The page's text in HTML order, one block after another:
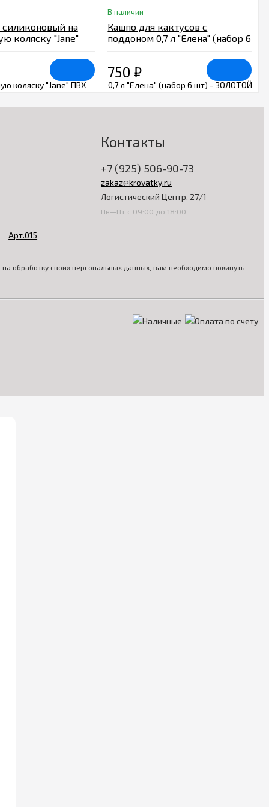
на
коляску "Jane"
В наличии
Кашпо для кактусов с
поддоном 0,7 л "Елена" (набор 6
750₽
Контакты
+7 (925) 506-90-73
zakaz@krovatky.ru
Логистический Центр, 27/1
Пн—Пт с 09:00 до 18:00
на обработку своих персональных данных, вам необходимо покинуть